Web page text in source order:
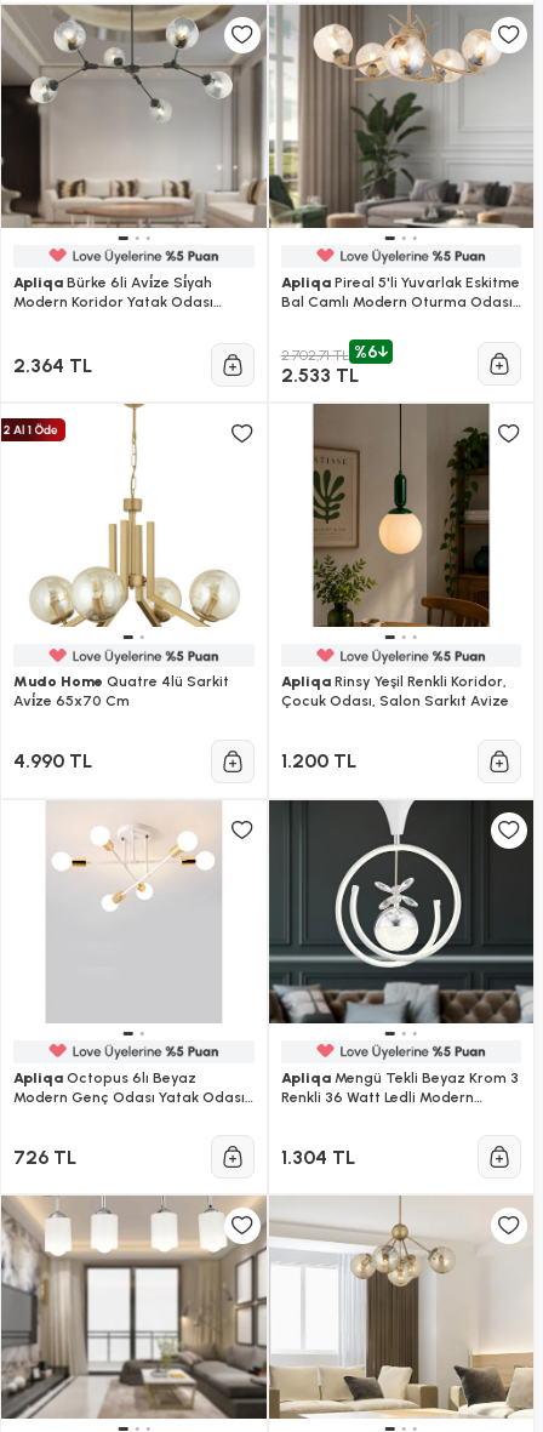
Apliqa Bürke 6li Avi̇ze Si̇yah
Modern Koridor Yatak Odası
2.364 TL
ApliqaPireal 5'li Yuvarlak Eskitme
Bal Camlı Modern Oturma Odası
2.702,71 TL %6
2.533 TL
Mudo Home Quatre 4lü Sarkit
Avi̇ze 65x70 Cm
4.990 TL
ApliqaRinsy Yeşil Renkli Koridor,
Çocuk Odası, Salon Sarkıt Avize
1.200 TL
Apliqa Octopus 6lı Beyaz
Modern Genç Odası Yatak Odası
726 TL
ApliqaMengü Tekli Beyaz Krom 3
Renkli 36 Watt Ledli Modern
1.304 TL